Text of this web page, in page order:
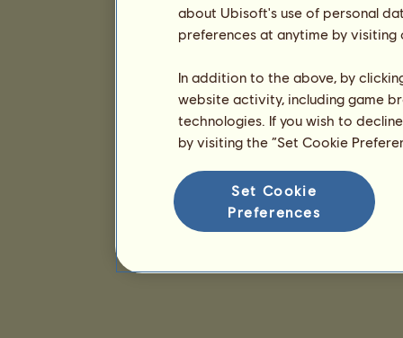
about Ubisoft's use of personal
preferences at anytime by
In addition to the above, by
website activity, including game
technologies. If you wish to
by visiting the “Set Cookie
Set Cookie
Preferences